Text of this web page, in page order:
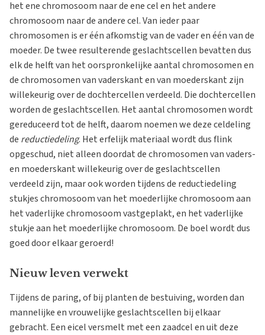
het ene chromosoom naar de ene cel en het andere
chromosoom naar de andere cel. Van ieder paar
chromosomen is er één afkomstig van de vader en één van de
moeder. De twee resulterende geslachtscellen bevatten dus
elk de helft van het oorspronkelijke aantal chromosomen en
de chromosomen van vaderskant en van moederskant zijn
willekeurig over de dochtercellen verdeeld. Die dochtercellen
worden de geslachtscellen. Het aantal chromosomen wordt
gereduceerd tot de helft, daarom noemen we deze celdeling
de reductiedeling. Het erfelijk materiaal wordt dus flink
opgeschud, niet alleen doordat de chromosomen van vaders-
en moederskant willekeurig over de geslachtscellen
verdeeld zijn, maar ook worden tijdens de reductiedeling
stukjes chromosoom van het moederlijke chromosoom aan
het vaderlijke chromosoom vastgeplakt, en het vaderlijke
stukje aan het moederlijke chromosoom. De boel wordt dus
goed door elkaar geroerd!
Nieuw leven verwekt
Tijdens de paring, of bij planten de bestuiving, worden dan
mannelijke en vrouwelijke geslachtscellen bij elkaar
gebracht. Een eicel versmelt met een zaadcel en uit deze